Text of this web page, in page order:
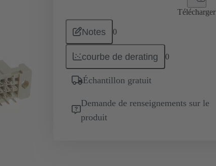
Télécharger
Notes 0
courbe de derating 0
Échantillon gratuit
Demande de renseignements sur le
produit